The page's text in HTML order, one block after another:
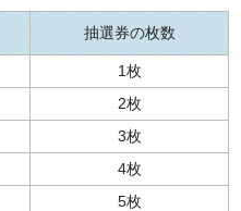
抽選券の枚数
1枚
2枚
3枚
4枚
5枚